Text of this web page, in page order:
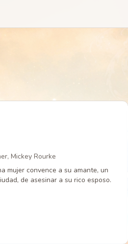
Mickey Rourke
mujer convence a su amante, un
de asesinar a su rico esposo.